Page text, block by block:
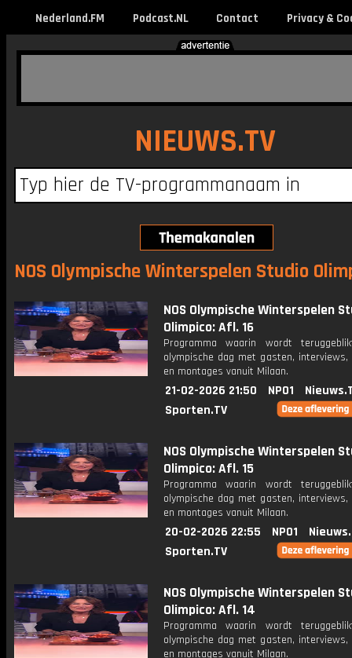
Nederland.FM Podcast.NL Contact Privacy &
NIEUWS.TV
NOS Olympische Winterspelen Studio
NOS Olympische Winterspelen
Olimpico: Afl. 16
Programma waarin wordt
olympische dag met gasten,
en montages vanuit Milaan.
21-02-2026 21:50 NPO1
Sporten.TV
NOS Olympische Winterspelen
Olimpico: Afl. 15
Programma waarin wordt
olympische dag met gasten,
en montages vanuit Milaan.
20-02-2026 22:55 NPO1
Sporten.TV
NOS Olympische Winterspelen
Olimpico: Afl. 14
Programma waarin wordt
olympische dag met gasten,
en montages vanuit Milaan.